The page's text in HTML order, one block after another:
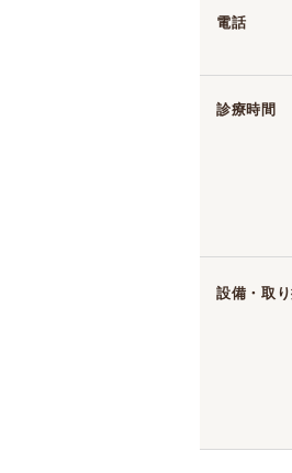
電話
診療時間
設備・取